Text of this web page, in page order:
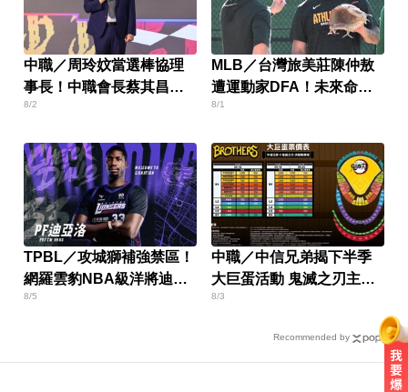
中職／周玲妏當選棒協理
事長！中職會長蔡其昌發
聲了
8/2
MLB／台灣旅美莊陳仲敖
遭運動家DFA！未來命運
曝光
8/1
TPBL／攻城獅補強禁區！
網羅雲豹NBA級洋將迪亞
洛
8/5
中職／中信兄弟揭下半季
大巨蛋活動 鬼滅之刃主題
週9/18開打
8/3
Recommended by